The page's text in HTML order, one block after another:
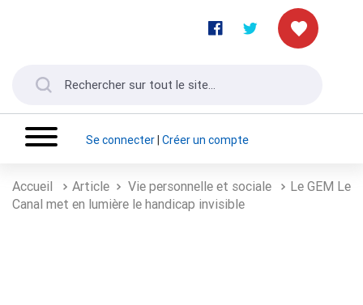
Se connecter| Créer un compte
Accueil Article Vie personnelle et sociale
Le GEM Le
Canal met en lumière le handicap invisible